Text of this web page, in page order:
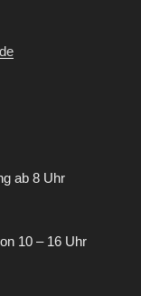
ab 8 Uhr
10 – 16 Uhr